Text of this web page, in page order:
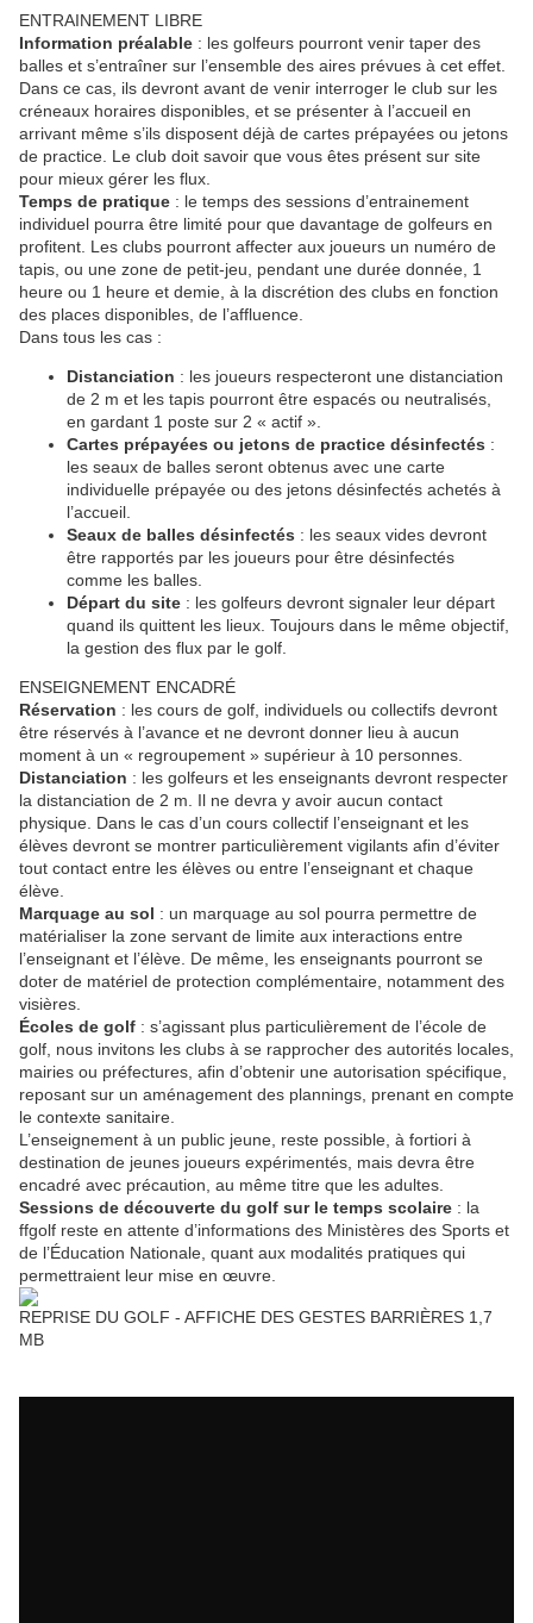
ENTRAINEMENT LIBRE
Information préalable : les golfeurs pourront venir taper des
balles et s’entraîner sur l’ensemble des aires prévues à cet effet.
Dans ce cas, ils devront avant de venir interroger le club sur les
créneaux horaires disponibles, et se présenter à l’accueil en
arrivant même s’ils disposent déjà de cartes prépayées ou jetons
de practice. Le club doit savoir que vous êtes présent sur site
pour mieux gérer les flux.
Temps de pratique : le temps des sessions d’entrainement
individuel pourra être limité pour que davantage de golfeurs en
profitent. Les clubs pourront affecter aux joueurs un numéro de
tapis, ou une zone de petit-jeu, pendant une durée donnée, 1
heure ou 1 heure et demie, à la discrétion des clubs en fonction
des places disponibles, de l’affluence.
Dans tous les cas :
Distanciation : les joueurs respecteront une distanciation
de 2 m et les tapis pourront être espacés ou neutralisés,
en gardant 1 poste sur 2 « actif ».
Cartes prépayées ou jetons de practice désinfectés :
les seaux de balles seront obtenus avec une carte
individuelle prépayée ou des jetons désinfectés achetés à
l’accueil.
Seaux de balles désinfectés : les seaux vides devront
être rapportés par les joueurs pour être désinfectés
comme les balles.
Départ du site : les golfeurs devront signaler leur départ
quand ils quittent les lieux. Toujours dans le même objectif,
la gestion des flux par le golf.
ENSEIGNEMENT ENCADRÉ
Réservation : les cours de golf, individuels ou collectifs devront
être réservés à l’avance et ne devront donner lieu à aucun
moment à un « regroupement » supérieur à 10 personnes.
Distanciation : les golfeurs et les enseignants devront respecter
la distanciation de 2 m. Il ne devra y avoir aucun contact
physique. Dans le cas d’un cours collectif l’enseignant et les
élèves devront se montrer particulièrement vigilants afin d’éviter
tout contact entre les élèves ou entre l’enseignant et chaque
élève.
Marquage au sol : un marquage au sol pourra permettre de
matérialiser la zone servant de limite aux interactions entre
l’enseignant et l’élève. De même, les enseignants pourront se
doter de matériel de protection complémentaire, notamment des
visières.
Écoles de golf : s’agissant plus particulièrement de l’école de
golf, nous invitons les clubs à se rapprocher des autorités locales,
mairies ou préfectures, afin d’obtenir une autorisation spécifique,
reposant sur un aménagement des plannings, prenant en compte
le contexte sanitaire.
L’enseignement à un public jeune, reste possible, à fortiori à
destination de jeunes joueurs expérimentés, mais devra être
encadré avec précaution, au même titre que les adultes.
Sessions de découverte du golf sur le temps scolaire : la
ffgolf reste en attente d’informations des Ministères des Sports et
de l’Éducation Nationale, quant aux modalités pratiques qui
permettraient leur mise en œuvre.
REPRISE DU GOLF - AFFICHE DES GESTES BARRIÈRES 1,7
MB